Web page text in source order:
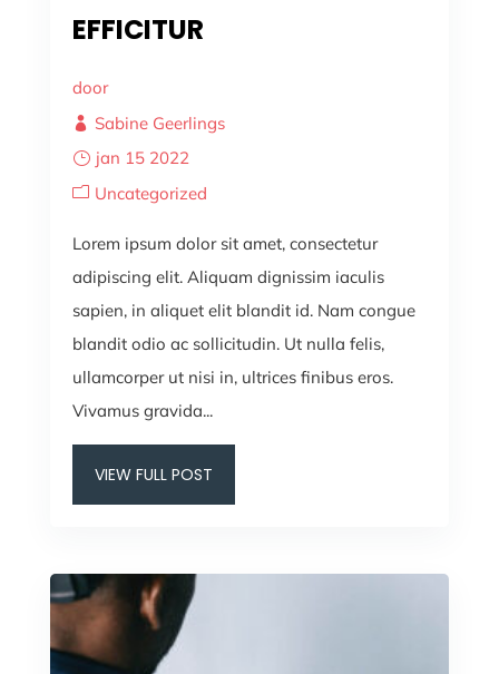
EFFICITUR
door
Sabine Geerlings
jan 15 2022
Uncategorized
Lorem ipsum dolor sit amet, consectetur
adipiscing elit. Aliquam dignissim iaculis
sapien, in aliquet elit blandit id. Nam congue
blandit odio ac sollicitudin. Ut nulla felis,
ullamcorper ut nisi in, ultrices finibus eros.
Vivamus gravida...
VIEW FULL POST